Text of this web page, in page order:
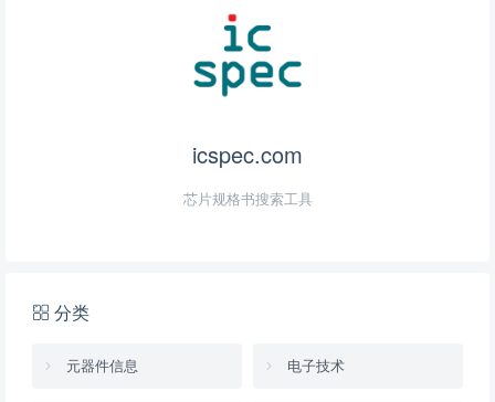
icspec.com
芯片规格书搜索工具
分类
元器件信息 电子技术